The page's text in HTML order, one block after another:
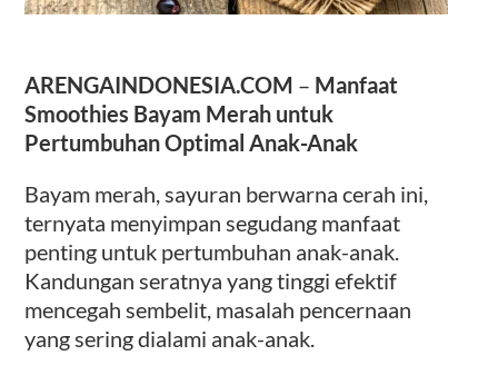
ARENGAINDONESIA.COM – Manfaat
Smoothies Bayam Merah untuk
Pertumbuhan Optimal Anak-Anak
Bayam merah, sayuran berwarna cerah ini,
ternyata menyimpan segudang manfaat
penting untuk pertumbuhan anak-anak.
Kandungan seratnya yang tinggi efektif
mencegah sembelit, masalah pencernaan
yang sering dialami anak-anak.